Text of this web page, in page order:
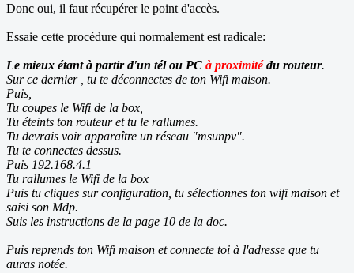
Donc oui, il faut récupérer le point d'accès.
Essaie cette procédure qui normalement est radicale:
Le mieux étant à partir d'un tél ou PC à proximitédu routeur.
Sur ce dernier , tu te déconnectes de ton Wifi maison.
Puis,
Tu coupes le Wifi de la box,
Tu éteints ton routeur et tu le rallumes.
Tu devrais voir apparaître un réseau "msunpv".
Tu te connectes dessus.
Puis 192.168.4.1
Tu rallumes le Wifi de la box
Puis tu cliques sur configuration, tu sélectionnes ton wifi maison et
saisi son Mdp.
Suis les instructions de la page 10 de la doc.
Puis reprends ton Wifi maison et connecte toi à l'adresse que tu
auras notée.